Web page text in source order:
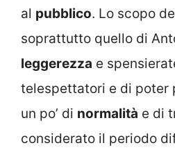
al pubblico. Lo scopo
soprattutto quello di
leggerezza e
telespettatori e di poter
un po’ di normalità e di
considerato il periodo